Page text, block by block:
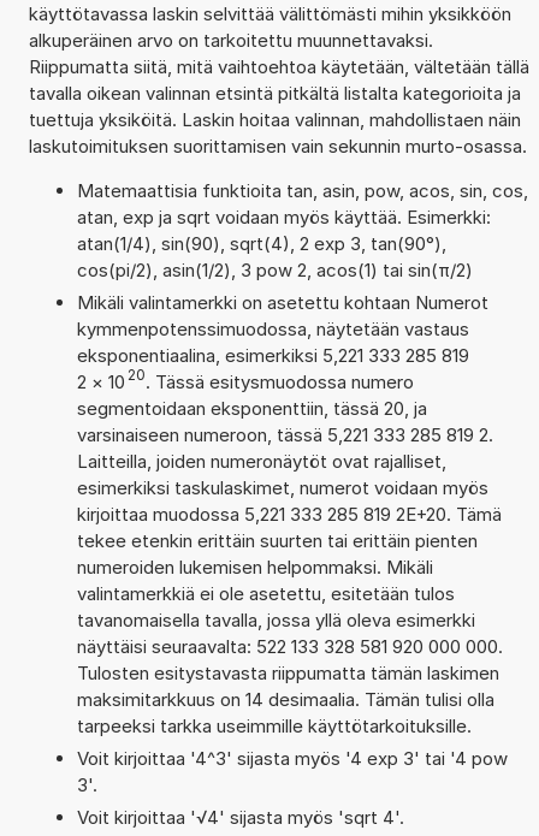
käyttötavassa laskin selvittää välittömästi mihin yksikköön
alkuperäinen arvo on tarkoitettu muunnettavaksi.
Riippumatta siitä, mitä vaihtoehtoa käytetään, vältetään tällä
tavalla oikean valinnan etsintä pitkältä listalta kategorioita ja
tuettuja yksiköitä. Laskin hoitaa valinnan, mahdollistaen näin
laskutoimituksen suorittamisen vain sekunnin murto-osassa.
Matemaattisia funktioita tan, asin, pow, acos, sin, cos,
atan, exp ja sqrt voidaan myös käyttää. Esimerkki:
atan(1/4), sin(90), sqrt(4), 2 exp 3, tan(90°),
cos(pi/2), asin(1/2), 3 pow 2, acos(1) tai sin(π/2)
Mikäli valintamerkki on asetettu kohtaan Numerot
kymmenpotenssimuodossa, näytetään vastaus
eksponentiaalina, esimerkiksi 5,221 333 285 819
2 × 10 20. Tässä esitysmuodossa numero
segmentoidaan eksponenttiin, tässä 20, ja
varsinaiseen numeroon, tässä 5,221 333 285 819 2.
Laitteilla, joiden numeronäytöt ovat rajalliset,
esimerkiksi taskulaskimet, numerot voidaan myös
kirjoittaa muodossa 5,221 333 285 819 2E+20. Tämä
tekee etenkin erittäin suurten tai erittäin pienten
numeroiden lukemisen helpommaksi. Mikäli
valintamerkkiä ei ole asetettu, esitetään tulos
tavanomaisella tavalla, jossa yllä oleva esimerkki
näyttäisi seuraavalta: 522 133 328 581 920 000 000.
Tulosten esitystavasta riippumatta tämän laskimen
maksimitarkkuus on 14 desimaalia. Tämän tulisi olla
tarpeeksi tarkka useimmille käyttötarkoituksille.
Voit kirjoittaa '4^3' sijasta myös '4 exp 3' tai '4 pow
3'.
Voit kirjoittaa '√4' sijasta myös 'sqrt 4'.